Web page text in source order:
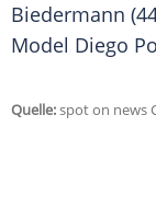
Biedermann
Model Diego
Quelle:spot on news